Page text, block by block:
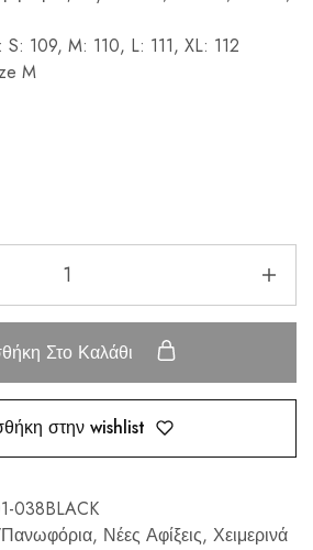
109, M: 110, L: 111, XL: 112
M
Στο Καλάθι
στην wishlist
038BLACK
, Νέες Αφίξεις, Χειμερινά